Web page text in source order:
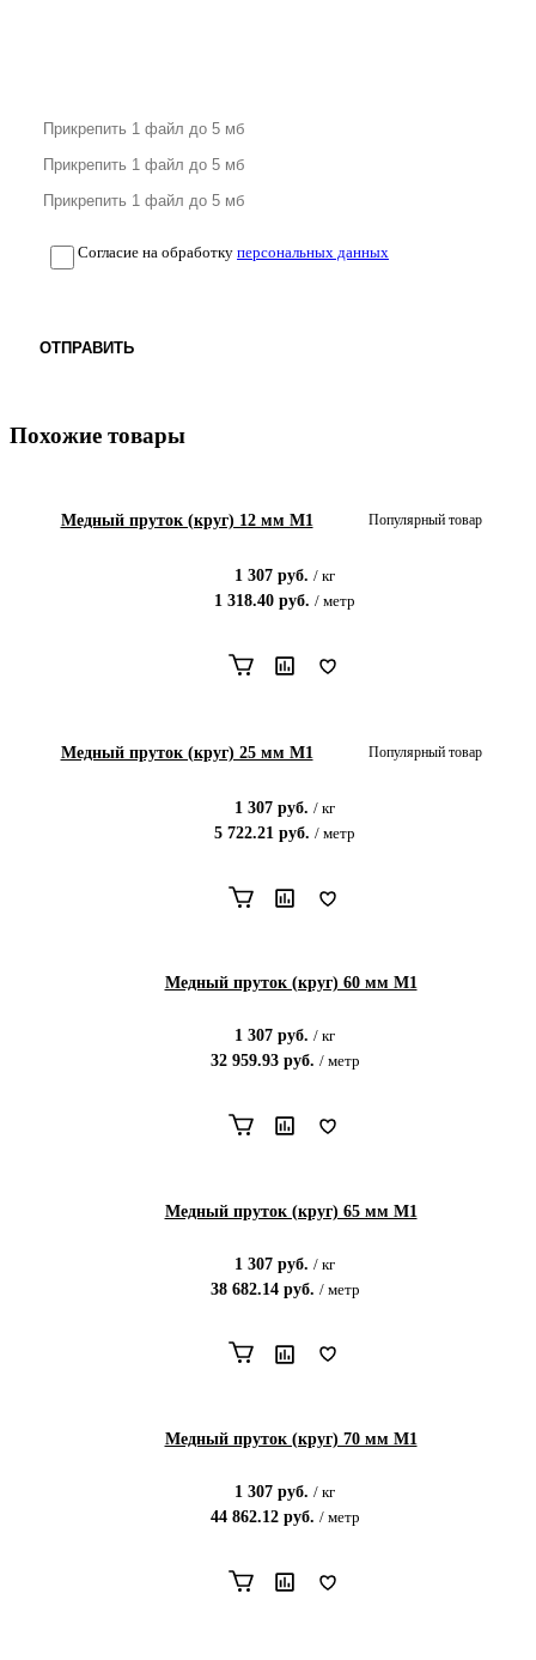
Согласие на обработку персональных данных
ОТПРАВИТЬ
Похожие товары
Медный пруток (круг) 12 мм М1 Популярный товар
1 307 руб. / кг
1 318.40 руб. / метр
Медный пруток (круг) 25 мм М1 Популярный товар
1 307 руб. / кг
5 722.21 руб. / метр
Медный пруток (круг) 60 мм М1
1 307 руб. / кг
32 959.93руб. / метр
Медный пруток (круг) 65 мм М1
1 307 руб. / кг
38 682.14руб. / метр
Медный пруток (круг) 70 мм М1
1 307 руб. / кг
44 862.12руб. / метр